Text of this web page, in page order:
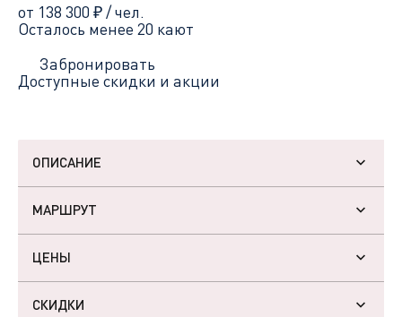
от 138 300 ₽/ чел.
Осталось менее 20 кают
Забронировать
Доступные скидки и акции
ОПИСАНИЕ
МАРШРУТ
ЦЕНЫ
СКИДКИ